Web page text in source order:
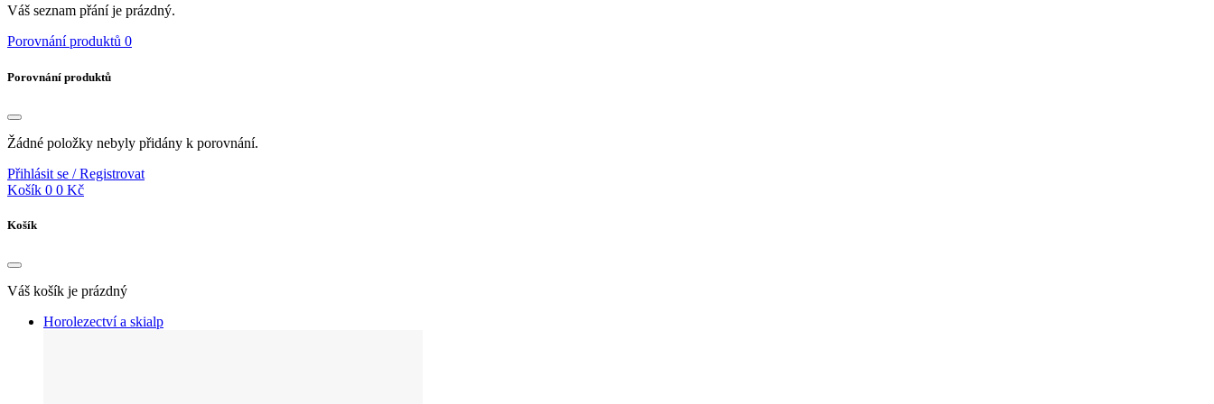
Váš seznam přání je prázdný.
Porovnání produktů 0
Porovnání produktů
Žádné položky nebyly přidány k porovnání.
Přihlásit se / Registrovat
Košík 0 0 Kč
Košík
Váš košík je prázdný
Horolezectví a skialp